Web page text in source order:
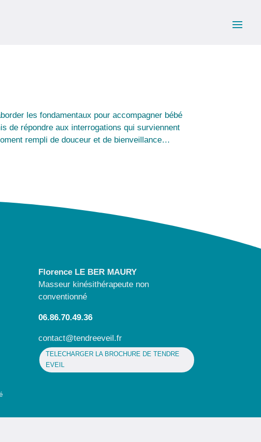
les fondamentaux pour accompagner bébé
de répondre aux interrogations qui surviennent
rempli de douceur et de bienveillance…
Florence LE BER MAURY
Masseur kinésithérapeute non
conventionné
06.86.70.49.36
contact@tendreeveil.fr
TELECHARGER LA BROCHURE DE TENDRE
EVEIL